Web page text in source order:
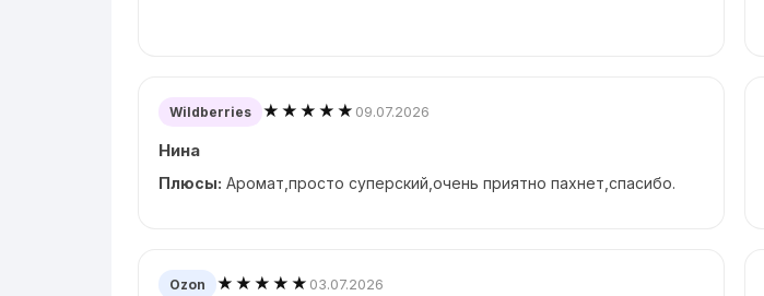
Wildberries ★★★★★ 09.07.2026
Нина
Плюсы: Аромат,просто суперский,очень приятно пахнет,спасибо.
Ozon ★★★★★ 03.07.2026